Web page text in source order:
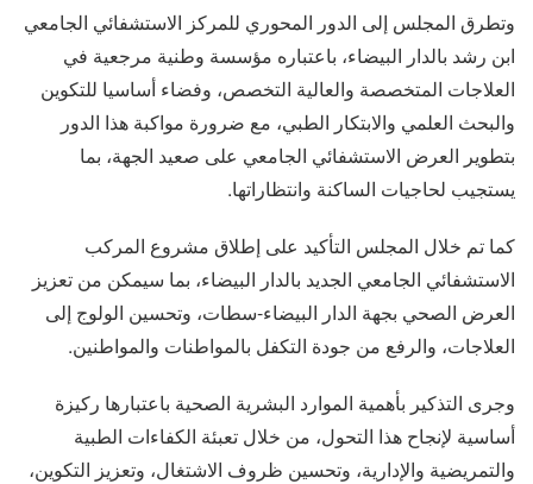
وتطرق المجلس إلى الدور المحوري للمركز الاستشفائي الجامعي
ابن رشد بالدار البيضاء، باعتباره مؤسسة وطنية مرجعية في
العلاجات المتخصصة والعالية التخصص، وفضاء أساسيا للتكوين
والبحث العلمي والابتكار الطبي، مع ضرورة مواكبة هذا الدور
بتطوير العرض الاستشفائي الجامعي على صعيد الجهة، بما
يستجيب لحاجيات الساكنة وانتظاراتها.
كما تم خلال المجلس التأكيد على إطلاق مشروع المركب
الاستشفائي الجامعي الجديد بالدار البيضاء، بما سيمكن من تعزيز
العرض الصحي بجهة الدار البيضاء-سطات، وتحسين الولوج إلى
العلاجات، والرفع من جودة التكفل بالمواطنات والمواطنين.
وجرى التذكير بأهمية الموارد البشرية الصحية باعتبارها ركيزة
أساسية لإنجاح هذا التحول، من خلال تعبئة الكفاءات الطبية
والتمريضية والإدارية، وتحسين ظروف الاشتغال، وتعزيز التكوين،